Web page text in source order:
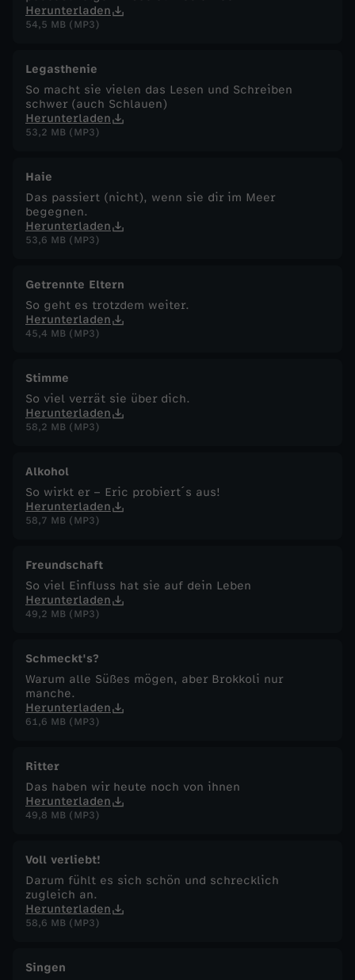
Herunterladen
54,5 MB (MP3)
Legasthenie
So macht sie vielen das Lesen und Schreiben
schwer (auch Schlauen)
Herunterladen
53,2 MB (MP3)
Haie
Das passiert (nicht), wenn sie dir im Meer
begegnen.
Herunterladen
53,6 MB (MP3)
Getrennte Eltern
So geht es trotzdem weiter.
Herunterladen
45,4 MB (MP3)
Stimme
So viel verrät sie über dich.
Herunterladen
58,2 MB (MP3)
Alkohol
So wirkt er – Eric probiert´s aus!
Herunterladen
58,7 MB (MP3)
Freundschaft
So viel Einfluss hat sie auf dein Leben
Herunterladen
49,2 MB (MP3)
Schmeckt's?
Warum alle Süßes mögen, aber Brokkoli nur
manche.
Herunterladen
61,6 MB (MP3)
Ritter
Das haben wir heute noch von ihnen
Herunterladen
49,8 MB (MP3)
Voll verliebt!
Darum fühlt es sich schön und schrecklich
zugleich an.
Herunterladen
58,6 MB (MP3)
Singen